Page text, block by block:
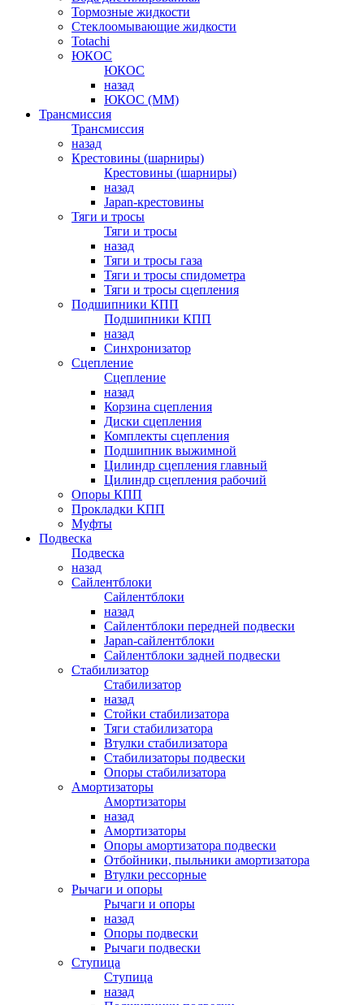
Тормозные жидкости
Стеклоомывающие жидкости
Totachi
ЮКОС
ЮКОС
назад
ЮКОС (ММ)
Трансмиссия
Трансмиссия
назад
Крестовины (шарниры)
Крестовины (шарниры)
назад
Japan-крестовины
Тяги и тросы
Тяги и тросы
назад
Тяги и тросы газа
Тяги и тросы спидометра
Тяги и тросы сцепления
Подшипники КПП
Подшипники КПП
назад
Синхронизатор
Сцепление
Сцепление
назад
Корзина сцепления
Диски сцепления
Комплекты сцепления
Подшипник выжимной
Цилиндр сцепления главный
Цилиндр сцепления рабочий
Опоры КПП
Прокладки КПП
Муфты
Подвеска
Подвеска
назад
Сайлентблоки
Сайлентблоки
назад
Сайлентблоки передней подвески
Japan-сайлентблоки
Сайлентблоки задней подвески
Стабилизатор
Стабилизатор
назад
Стойки стабилизатора
Тяги стабилизатора
Втулки стабилизатора
Стабилизаторы подвески
Опоры стабилизатора
Амортизаторы
Амортизаторы
назад
Амортизаторы
Опоры амортизатора подвески
Отбойники, пыльники амортизатора
Втулки рессорные
Рычаги и опоры
Рычаги и опоры
назад
Опоры подвески
Рычаги подвески
Ступица
Ступица
назад